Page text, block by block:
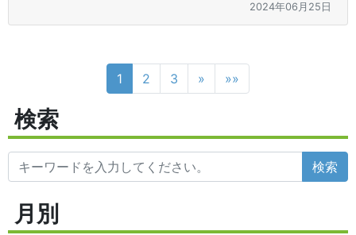
2024年06月25日
1 2 3 » »»
検索
検索
月別